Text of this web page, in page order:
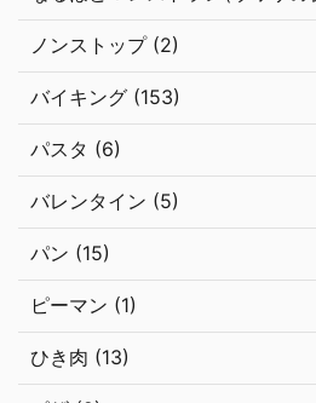
ノンストップ (2)
バイキング (153)
パスタ (6)
バレンタイン (5)
パン (15)
ピーマン (1)
ひき肉 (13)